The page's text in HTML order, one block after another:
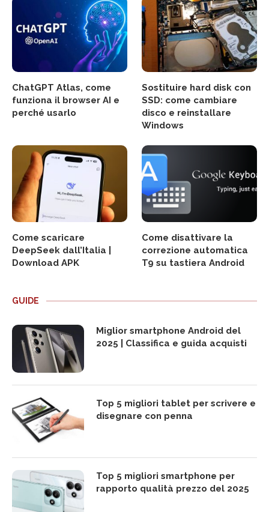
ChatGPT Atlas, come
funziona il browser AI e
perché usarlo
Sostituire hard disk con
SSD: come cambiare
disco e reinstallare
Windows
Come scaricare
DeepSeek dall’Italia |
Download APK
Come disattivare la
correzione automatica
T9 su tastiera Android
GUIDE
Miglior smartphone Android del
2025 | Classifica e guida acquisti
Top 5 migliori tablet per scrivere e
disegnare con penna
Top 5 migliori smartphone per
rapporto qualità prezzo del 2025